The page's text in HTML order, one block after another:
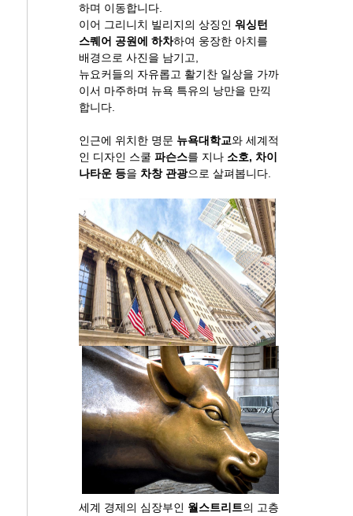
하며 이동합니다.
이어 그리니치 빌리지의 상징인 워싱턴
스퀘어 공원에 하차하여 웅장한 아치를
배경으로 사진을 남기고,
뉴요커들의 자유롭고 활기찬 일상을 가까
이서 마주하며 뉴욕 특유의 낭만을 만끽
합니다.
인근에 위치한 명문 뉴욕대학교와 세계적
인 디자인 스쿨 파슨스를 지나 소호, 차이
나타운 등을 차창 관광으로 살펴봅니다.
세계 경제의 심장부인 월스트리트의 고층